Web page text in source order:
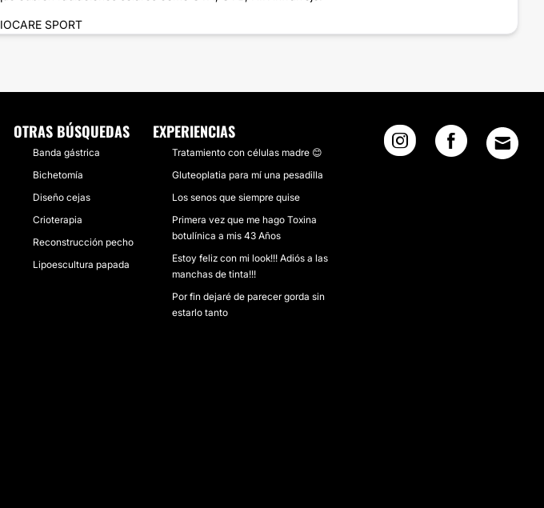
SPORT
OTRAS BÚSQUEDAS
Banda gástrica
Bichetomía
Diseño cejas
Crioterapia
Reconstrucción pecho
Lipoescultura papada
EXPERIENCIAS
Tratamiento con células madre 😊
Gluteoplatia para mí una pesadilla
Los senos que siempre quise
Primera vez que me hago Toxina
botulínica a mis 43 Años
Estoy feliz con mi look!!! Adiós a las
manchas de tinta!!!
Por fin dejaré de parecer gorda sin
estarlo tanto